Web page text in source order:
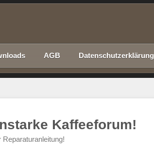
AGB Datenschutzerklärung
Kaffeeforum!